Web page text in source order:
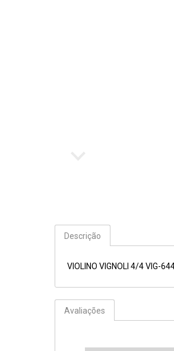
Descrição
VIOLINO VIGNOLI 4/4 VIG-
Avaliações